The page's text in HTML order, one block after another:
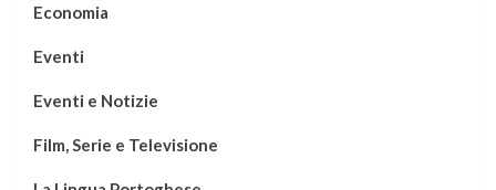
Economia
Eventi
Eventi e Notizie
Film, Serie e Televisione